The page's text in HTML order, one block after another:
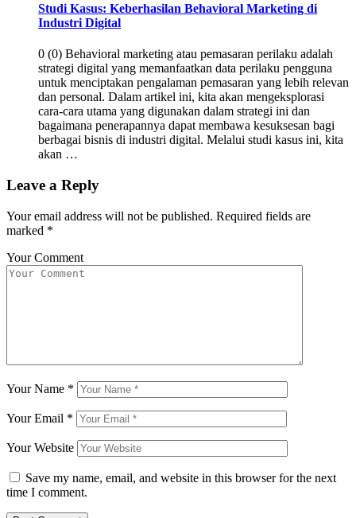
Studi Kasus: Keberhasilan Behavioral Marketing di
Industri Digital
0 (0) Behavioral marketing atau pemasaran perilaku adalah
strategi digital yang memanfaatkan data perilaku pengguna
untuk menciptakan pengalaman pemasaran yang lebih relevan
dan personal. Dalam artikel ini, kita akan mengeksplorasi
cara-cara utama yang digunakan dalam strategi ini dan
bagaimana penerapannya dapat membawa kesuksesan bagi
berbagai bisnis di industri digital. Melalui studi kasus ini, kita
akan …
Leave a Reply
Your email address will not be published. Required fields are
marked *
Your Comment
Your Name *
Your Email *
Your Website
Save my name, email, and website in this browser for the next
time I comment.